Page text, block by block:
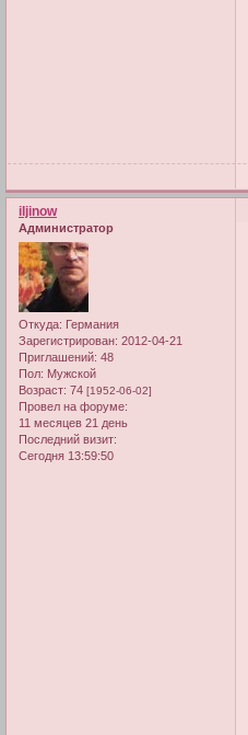
iljinow
Администратор
Откуда: Германия
Зарегистрирован: 2012-04-21
Приглашений: 48
Пол: Мужской
Возраст: 74 [1952-06-02]
Провел на форуме:
11 месяцев 21 день
Последний визит:
Сегодня 13:59:50